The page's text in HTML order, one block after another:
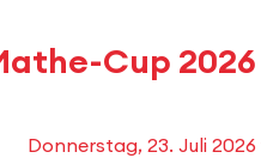
Cup 2026
Donnerstag, 23. Juli